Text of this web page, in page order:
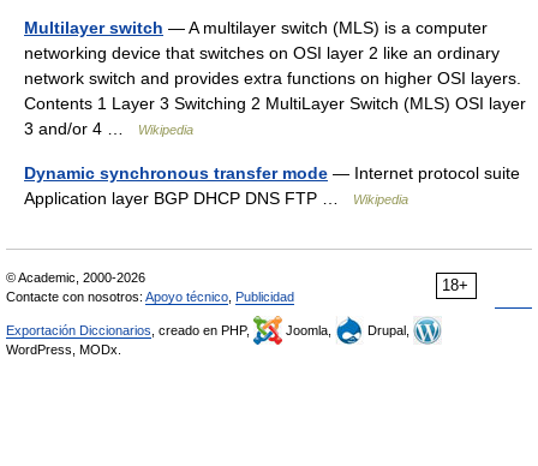
Multilayer switch — A multilayer switch (MLS) is a computer
networking device that switches on OSI layer 2 like an ordinary
network switch and provides extra functions on higher OSI layers.
Contents 1 Layer 3 Switching 2 MultiLayer Switch (MLS) OSI layer
3 and/or 4 …
Wikipedia
Dynamic synchronous transfer mode — Internet protocol suite
Application layer BGP DHCP DNS FTP …
Wikipedia
18+
© Academic, 2000-2026
Contacte con nosotros: Apoyo técnico Publicidad
Exportación Diccionarios , creado en PHP, Joomla,
Drupal,
WordPress, MODx.